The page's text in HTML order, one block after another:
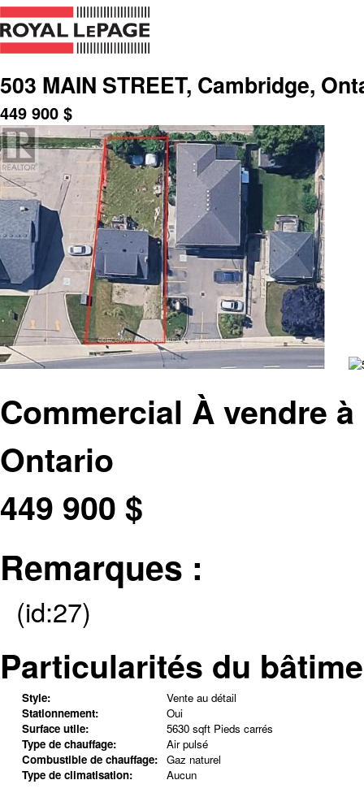
503 MAIN STREET, Cambridge,
449 900 $
Commercial À vendre
Ontario
449 900 $
Remarques :
(id:27)
Particularités du
Style:
Vente au détail
Stationnement:
Oui
Surface utile:
5630 sqft Pieds carrés
Type de chauffage:
Air pulsé
Combustible de chauffage: Gaz naturel
Type de climatisation:
Aucun